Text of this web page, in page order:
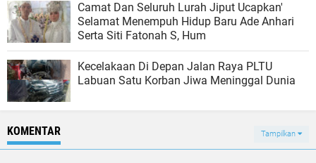
Camat Dan Seluruh Lurah Jiput Ucapkan'
Selamat Menempuh Hidup Baru Ade Anhari
Serta Siti Fatonah S, Hum
Kecelakaan Di Depan Jalan Raya PLTU
Labuan Satu Korban Jiwa Meninggal Dunia
KOMENTAR Tampilkan